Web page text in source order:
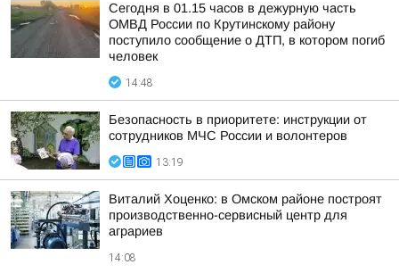
Сегодня в 01.15 часов в дежурную часть
ОМВД России по Крутинскому району
поступило сообщение о ДТП, в котором погиб
человек
14:48
Безопасность в приоритете: инструкции от
сотрудников МЧС России и волонтеров
13:19
Виталий Хоценко: в Омском районе построят
производственно-сервисный центр для
аграриев
14:08